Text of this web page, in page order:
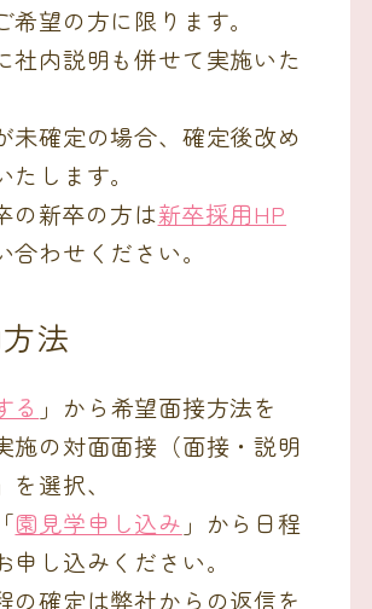
希望の方に限ります。
社内説明も併せて実施いた
未確定の場合、確定後改め
たします。
の新卒の方は新卒採用HP
合わせください。
法
る 」から希望面接方法を
施の対面面接（面接・説明
選択、
園見学申し込み 」から日程
申し込みください。
の確定は弊社からの返信を